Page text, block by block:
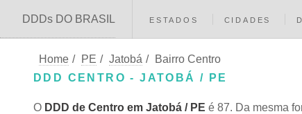
DDDs DO BRASIL ESTADOS CIDADES
Home / PE / Jatobá /
Bairro Centro
DDD CENTRO - JATOBÁ / PE
O DDD de Centro em Jatobá / PE é 87. Da mesma